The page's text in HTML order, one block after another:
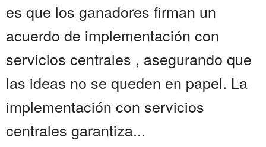
es que los ganadores firman un
acuerdo de implementación con
servicios centrales , asegurando que
las ideas no se queden en papel. La
implementación con servicios
centrales garantiza...